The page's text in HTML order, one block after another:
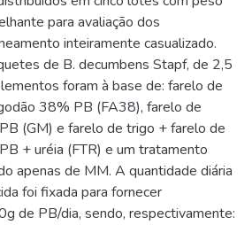
para avaliação dos
inteiramente casualizado.
de B. decumbens Stapf, de 2,5
foram à base de: farelo de
38% PB (FA38), farelo de
(GM) e farelo de trigo + farelo de
+ uréia (FTR) e um tratamento
apenas de MM. A quantidade diária
foi fixada para fornecer
de PB/dia, sendo, respectivamente: